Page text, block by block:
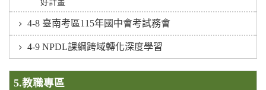
4-8 臺南考區115年國中會考試務會
4-9 NPDL課綱跨域轉化深度學習
5.教職專區